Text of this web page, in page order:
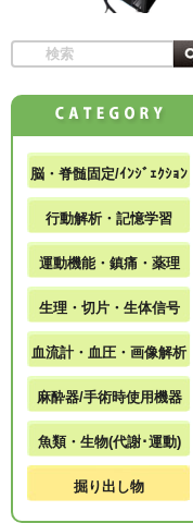
脳・脊髄固定/ｲﾝｼﾞｪｸｼｮﾝ
行動解析・記憶学習
運動機能・鎮痛・薬理
生理・切片・生体信号
血流計・血圧・画像解析
麻酔器/手術時使用機器
魚類・生物(代謝･運動)
掘り出し物